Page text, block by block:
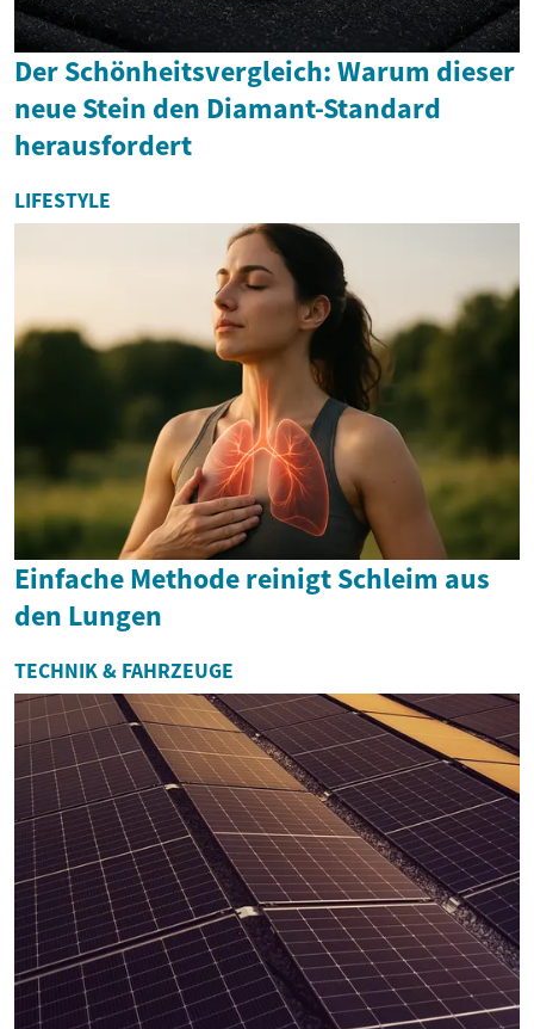
Der Schönheitsvergleich: Warum dieser
neue Stein den Diamant-Standard
herausfordert
LIFESTYLE
Einfache Methode reinigt Schleim aus
den Lungen
TECHNIK & FAHRZEUGE